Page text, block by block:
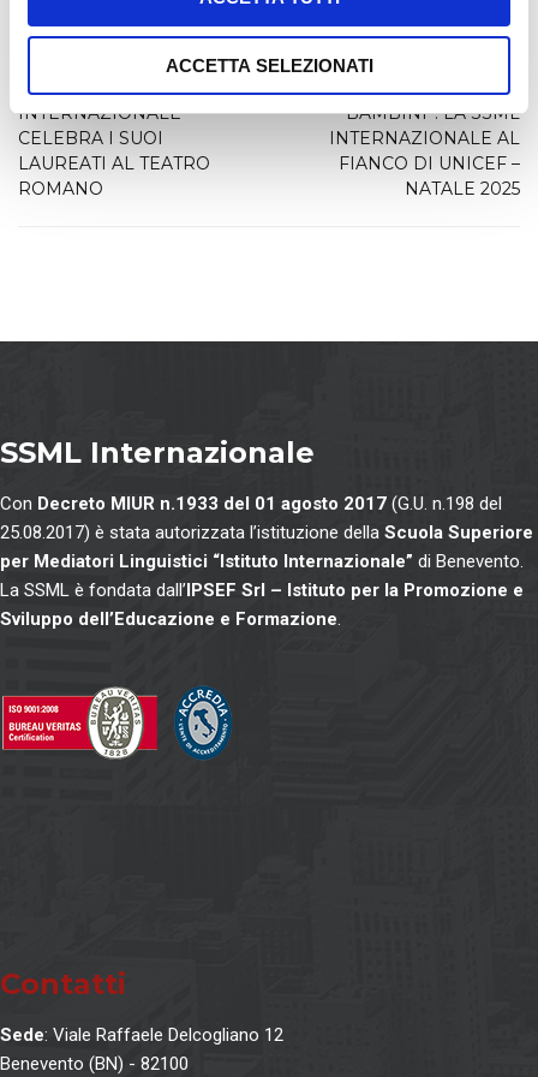
e
ACCETTA SELEZIONATI
PREVIOUS
GRADUATION DAY 2025:
LA SSML
INTERNAZIONALE
CELEBRA I SUOI
LAUREATI AL TEATRO
ROMANO
NEXT
“LA SOLIDARIETÀ È
NEGLI OCCHI DEI
BAMBINI”: LA SSML
INTERNAZIONALE AL
FIANCO DI UNICEF –
NATALE 2025
SSML Internazionale
Con Decreto MIUR n.1933 del 01 agosto 2017 (G.U. n.198 del
25.08.2017) è stata autorizzata l’istituzione della Scuola Superiore
per Mediatori Linguistici “Istituto Internazionale” di Benevento.
La SSML è fondata dall’IPSEF Srl – Istituto per la Promozione e
Sviluppo dell’Educazione e Formazione.
Contatti
Sede: Viale Raffaele Delcogliano 12
Benevento (BN) - 82100